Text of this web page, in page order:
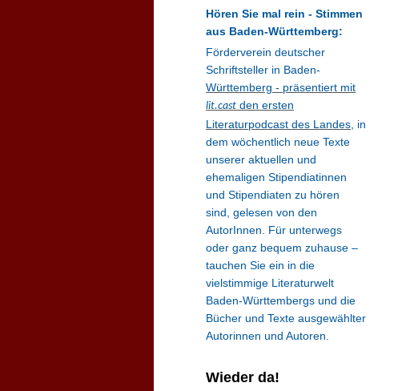
Hören Sie mal rein - Stimmen
aus Baden-Württemberg:
Förderverein deutscher
Schriftsteller in Baden-
Württemberg - präsentiert mit
lit.cast den ersten
Literaturpodcast des Landes , in
dem wöchentlich neue Texte
unserer aktuellen und
ehemaligen Stipendiatinnen
und Stipendiaten zu hören
sind, gelesen von den
AutorInnen. Für unterwegs
oder ganz bequem zuhause –
tauchen Sie ein in die
vielstimmige Literaturwelt
Baden-Württembergs und die
Bücher und Texte ausgewählter
Autorinnen und Autoren.
Wieder da!